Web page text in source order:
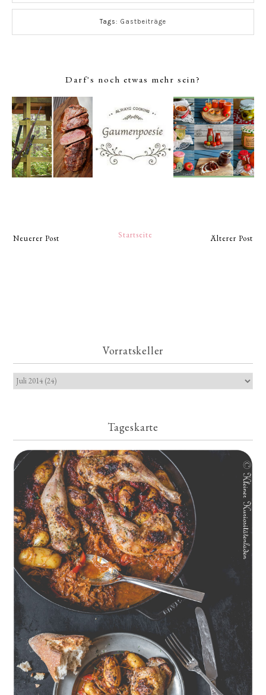
Tags: Gastbeiträge
Darf's noch etwas mehr sein?
Neuerer Post Älterer Post
Startseite
Vorratskeller
Tageskarte
Geschmorte Hähnchenschenkel auf Paprikakraut und kleinen
Kartoffeln